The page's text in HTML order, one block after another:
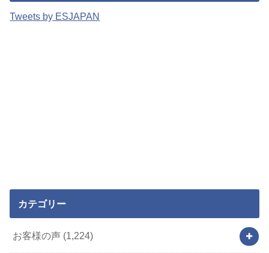
Tweets by ESJAPAN
カテゴリー
お客様の声 (1,224)